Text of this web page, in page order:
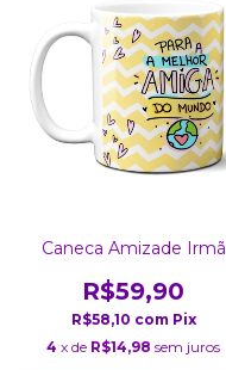
Caneca Amizade Irmã
R$59,90
R$58,10 com Pix
4 x de R$14,98 sem juros